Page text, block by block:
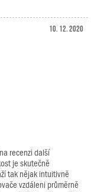
10. 12. 2020
recenzi další
je skutečně
tak nějak intuitivně
vzdáleni průměrně